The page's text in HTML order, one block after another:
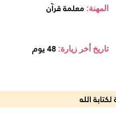
المهنة: معلمة قرآن
تاريخ أخر زيارة: 48 يوم
الله